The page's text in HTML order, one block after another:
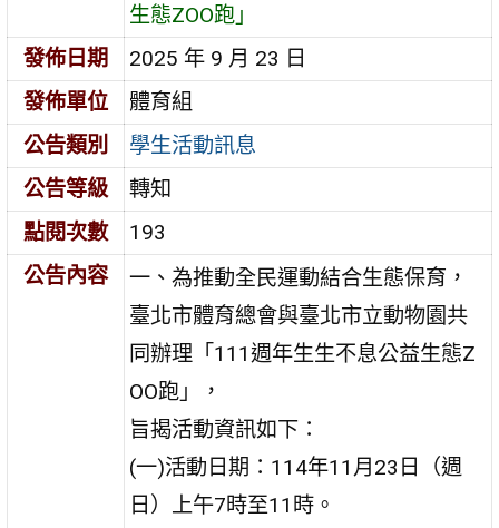
生態ZOO跑」
發佈日期
2025 年 9 月 23 日
發佈單位
體育組
公告類別
學生活動訊息
公告等級
轉知
點閱次數
193
公告內容
一、為推動全民運動結合生態保育，
臺北市體育總會與臺北市立動物園共
同辦理「111週年生生不息公益生態Z
OO跑」，
旨揭活動資訊如下：
(一)活動日期：114年11月23日（週
日）上午7時至11時。